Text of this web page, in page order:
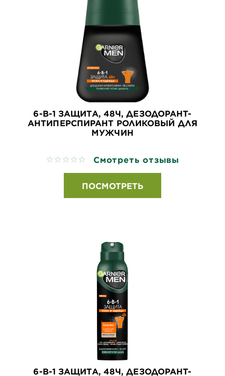
6-В-1 ЗАЩИТА, 48Ч, ДЕЗОДОРАНТ-
АНТИПЕРСПИРАНТ РОЛИКОВЫЙ ДЛЯ
МУЖЧИН
No reviews Смотреть отзывы
ПОСМОТРЕТЬ
6-В-1 ЗАЩИТА, 48Ч, ДЕЗОДОРАНТ-